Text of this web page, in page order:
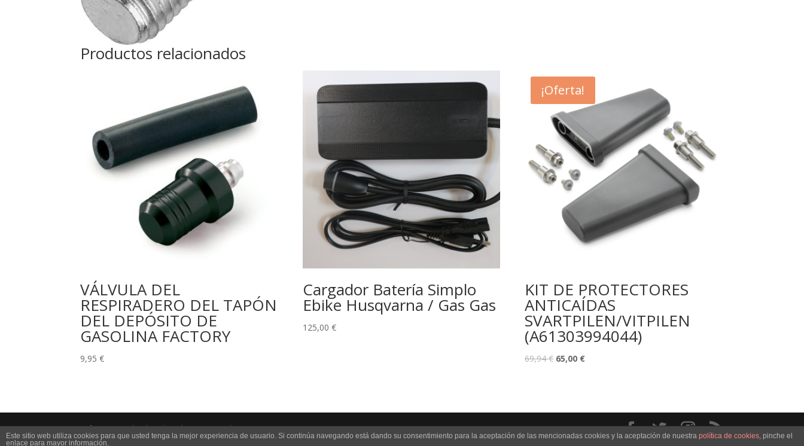
cantidad
Productos relacionados
VÁLVULA DEL
RESPIRADERO DEL TAPÓN
DEL DEPÓSITO DE
GASOLINA FACTORY
9,95€
Cargador Batería Simplo
Ebike Husqvarna / Gas Gas
125,00 €
¡Oferta!
KIT DE PROTECTORES
ANTICAÍDAS
SVARTPILEN/VITPILEN
(A61303994044)
69,94€ 65,00 €
Difrenos (Todos los derechos reservados )
Este sitio web utiliza cookies para que usted tenga la mejor experiencia de usuario. Si continúa navegando está dando su consentimiento para la aceptación de las mencionadas cookies y la aceptación de nuestra política de cookies, pinche el
enlace para mayor información.